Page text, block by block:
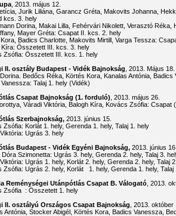
, 2013. május 12.
Jurik Liliána, Garancz Gréta, Makovits Johanna,
kcs. 3. hely
Dorina, Makai Lilla, Fehérvári Nikolett, Verasztó
Mayer Gréta: Csapat II. kcs. 2. hely
Badics Charlotte, Makovits Mirtill, Varga Tessza:
Kíra: Összetett III. kcs. 3. hely
Zsófia: Összetett III. kcs. 1. hely
II. osztály Budapest - Vidék Bajnokság , 2013. Május
Bedőcs Réka, Körtés Kora, Kanalas Antónia,
Talaj 1. hely (Vidék)
Csapat Bajnokság (1. forduló) , 2013. május 26.
Váradi Viktória, Balogh Kíra, Kovács Zsófia: Csapat
Szerbajnokság,2013. június 15.
Zsófia: Korlát 1. hely, Gerenda 1. hely, Talaj 1. hely
Ugrás 3. hely
Budapest - Vidék Egyéni Bajnokság,2013. június
Dóra Szimonetta: Ugrás 3. hely, Gerenda 2. hely, Talaj
Ugrás 1. hely, Korlát 2. hely, Gerenda 2. hely, Talaj
Zsófia: Ugrás 2. hely, Korlát 1. hely, Gerenda 1. hely,
Reménységei Utánpótlás Csapat B. Válogató,
Zsófia : Összetett 1. hely
II. osztályú Országos Csapat Bajnokság , 2013.
Antónia, Stocker Abigél, Körtés Kora, Badics Vanessza,